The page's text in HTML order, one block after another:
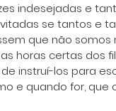
indesejadas e
se tantos e
que não somos
horas certas dos
instruí-los para
e quando for, que